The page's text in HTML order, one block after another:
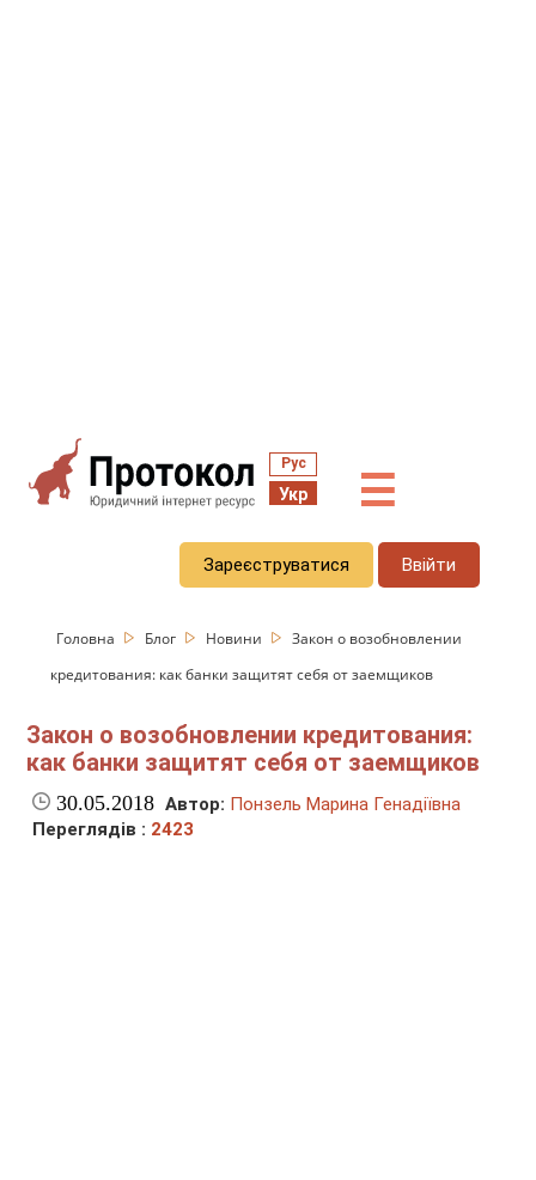
Рус
Укр ☰
Зареєструватися Ввійти
Головна Блог Новини
Закон о возобновлении
кредитования: как банки защитят себя от заемщиков
Закон о возобновлении кредитования:
как банки защитят себя от заемщиков
30.05.2018 Автор: Понзель Марина Генадіївна
Переглядів : 2423